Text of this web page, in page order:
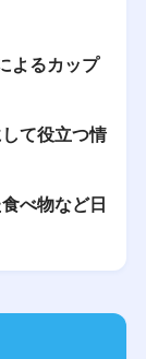
よるカップ
て役立つ情
べ物など日